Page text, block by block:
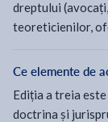
dreptului
teoreticienilor,
Ce elemente de
Ediția a treia
doctrina și